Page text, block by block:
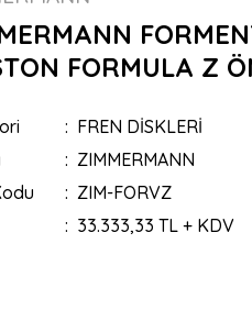
FORMULA Z
FREN DİSKLERİ
ZIMMERMANN
ZIM-FORVZ
33.333,33 TL + KDV